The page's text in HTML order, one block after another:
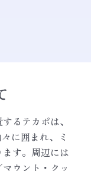
るテカポは、
に囲まれ、ミ
す。周辺には
ウント・クッ